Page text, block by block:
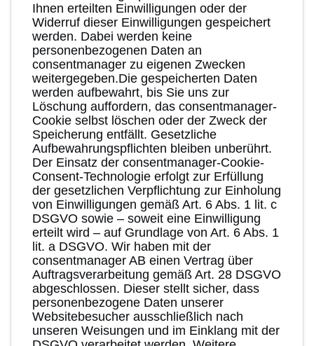
Ihnen erteilten Einwilligungen oder der
Widerruf dieser Einwilligungen gespeichert
werden. Dabei werden keine
personenbezogenen Daten an
consentmanager zu eigenen Zwecken
weitergegeben.Die gespeicherten Daten
werden aufbewahrt, bis Sie uns zur
Löschung auffordern, das consentmanager-
Cookie selbst löschen oder der Zweck der
Speicherung entfällt. Gesetzliche
Aufbewahrungspflichten bleiben unberührt.
Der Einsatz der consentmanager-Cookie-
Consent-Technologie erfolgt zur Erfüllung
der gesetzlichen Verpflichtung zur Einholung
von Einwilligungen gemäß Art. 6 Abs. 1 lit. c
DSGVO sowie – soweit eine Einwilligung
erteilt wird – auf Grundlage von Art. 6 Abs. 1
lit. a DSGVO. Wir haben mit der
consentmanager AB einen Vertrag über
Auftragsverarbeitung gemäß Art. 28 DSGVO
abgeschlossen. Dieser stellt sicher, dass
personenbezogene Daten unserer
Websitebesucher ausschließlich nach
unseren Weisungen und im Einklang mit der